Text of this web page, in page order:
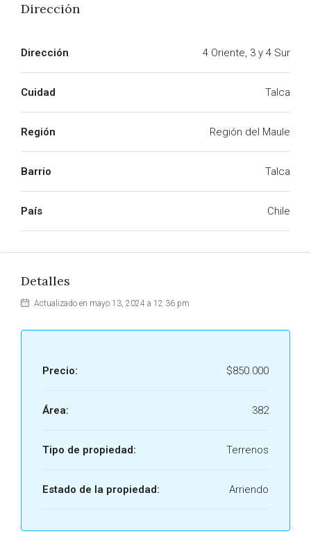
Dirección
Dirección 4 Oriente, 3 y 4 Sur
Cuidad Talca
Región Región del Maule
Barrio Talca
País Chile
Detalles
Actualizado en mayo 13, 2024 a 12:36 pm
Precio: $850.000
Área: 382
Tipo de propiedad: Terrenos
Estado de la propiedad: Arriendo